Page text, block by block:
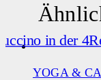
YOGA &